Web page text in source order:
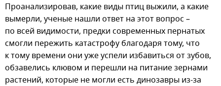
Проанализировав, какие виды птиц выжили, а какие
вымерли, ученые нашли ответ на этот вопрос –
по всей видимости, предки современных пернатых
смогли пережить катастрофу благодаря тому, что
к тому времени они уже успели избавиться от зубов,
обзавелись клювом и перешли на питание зернами
растений, которые не могли есть динозавры из-за